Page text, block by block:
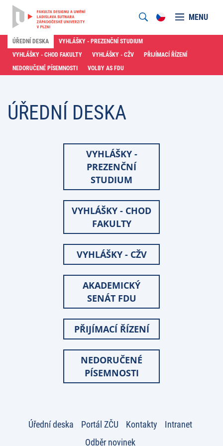
MENU
ÚŘEDNÍ DESKA
VYHLÁŠKY - PREZENČNÍ STUDIUM
VYHLÁŠKY - CHOD FAKULTY
VYHLÁŠKY - CŽV
PŘIJÍMACÍ ŘÍZENÍ
NEDORUČENÉ PÍSEMNOSTI
VOLBY AS FDU
ÚŘEDNÍ DESKA
VYHLÁŠKY -
PREZENČNÍ
STUDIUM
VYHLÁŠKY - CHOD
FAKULTY
VYHLÁŠKY - CŽV
AKADEMICKÝ
SENÁT FDU
PŘIJÍMACÍ ŘÍZENÍ
NEDORUČENÉ
PÍSEMNOSTI
Úřední deska Portál ZČU Kontakty
Intranet
Odběr novinek